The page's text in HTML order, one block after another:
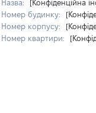
Назва:
[Конфіденційна
Номер будинку:
Номер корпусу:
Номер квартири: